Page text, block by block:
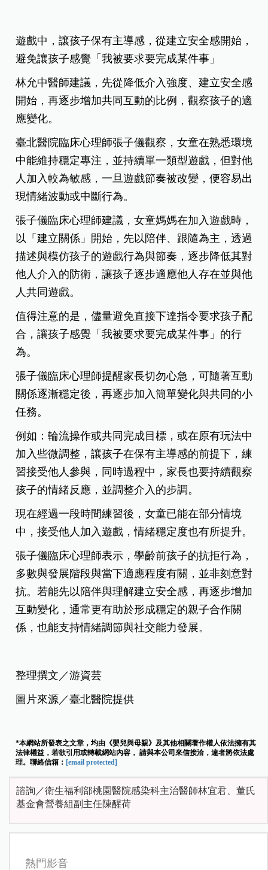
遊戲中，讓孩子保有主導感，從建立安全感開始，
避免讓孩子感覺「我被要求要完成某件事」
林允中醫師建議，先從降低介入強度、建立安全感
開始，再逐步增加共同互動的比例，觀察孩子的適
應變化。
臺北醫院臨床心理師張子儀觀察，女童在熟悉環境
中能維持穩定專注，並持續單一類型遊戲，但對他
人加入較為敏感，一旦遊戲節奏被改變，便容易出
現情緒波動或中斷行為。
張子儀臨床心理師建議，女童媽媽在加入遊戲時，
以「建立關係」開始，先以陪伴、跟隨為主，透過
描述與模仿孩子的遊戲行為與節奏，逐步降低其對
他人介入的防衛，讓孩子逐步適應他人存在並與他
人共同遊戲。
值得注意的是，儘量避免直接下達指令要求孩子配
合，讓孩子感覺「我被要求要完成某件事」的行
為。
張子儀臨床心理師提醒家長切勿心急，可隨著互動
關係逐漸穩定後，再逐步加入簡單變化與共同的小
任務。
例如：輪流操作或共同完成目標，或在原有玩法中
加入些微調整，讓孩子在保有主導感的前提下，練
習接受他人參與，同時過程中，家長也要持續觀察
孩子的情緒反應，並調整介入的步調。
現在經過一段時間練習後，女童已能在部分情境
中，接受他人加入遊戲，情緒穩定度也有所提升。
張子儀臨床心理師表示，學齡前孩子的抗拒行為，
多數與發展階段與當下適應程度有關，並非刻意對
抗。若能先以陪伴與理解建立安全感，再逐步增加
互動變化，通常更有助於形成穩定的親子合作關
係，也能支持情緒調節與社交能力發展。
整理撰文／游資芸
圖片來源／臺北醫院提供
*本網站所發表之文章，均由《嬰兒與母親》及其他相關著作權人依法擁有其
法律權益，若欲引用或轉載網站內容， 請與本公司來信接洽，違者將依法處
理。聯絡信箱： [email protected]
諮詢／衛生福利部桃園醫院感染科主治醫師林宜君、董氏
基金會營養組副主任陳醒荷
熱門影音